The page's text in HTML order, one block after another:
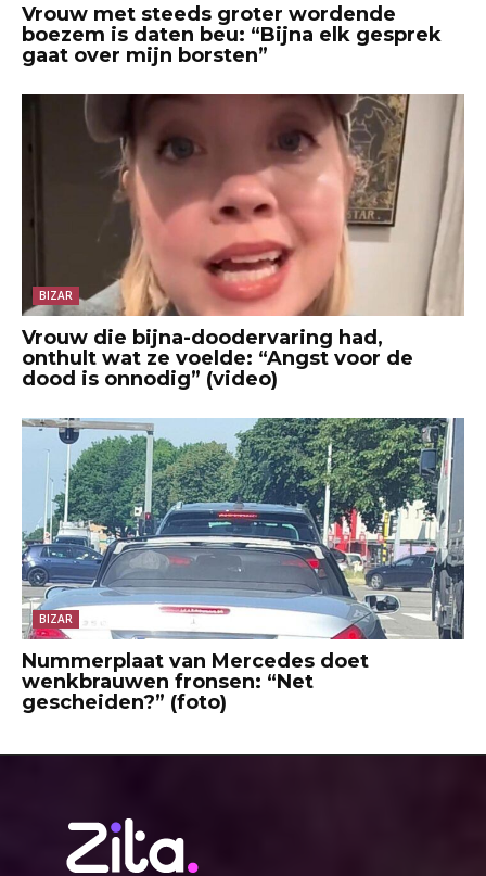
Vrouw met steeds groter wordende
boezem is daten beu: “Bijna elk gesprek
gaat over mijn borsten”
BIZAR
Vrouw die bijna-doodervaring had,
onthult wat ze voelde: “Angst voor de
dood is onnodig” (video)
BIZAR
Nummerplaat van Mercedes doet
wenkbrauwen fronsen: “Net
gescheiden?” (foto)